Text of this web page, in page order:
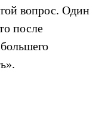
вопрос. Один
после